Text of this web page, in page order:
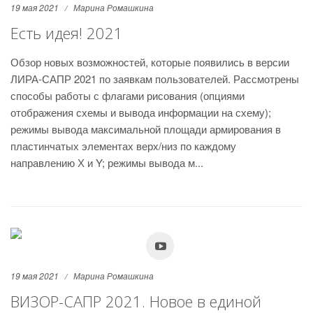
19 мая 2021 Марина Ромашкина
Есть идея! 2021
Обзор новых возможностей, которые появились в версии
ЛИРА-САПР 2021 по заявкам пользователей. Рассмотрены
способы работы с флагами рисования (опциями
отображения схемы и вывода информации на схему);
режимы вывода максимальной площади армирования в
пластинчатых элементах верх/низ по каждому
направлению Х и Y; режимы вывода м...
19 мая 2021 Марина Ромашкина
ВИЗОР-САПР 2021. Новое в единой